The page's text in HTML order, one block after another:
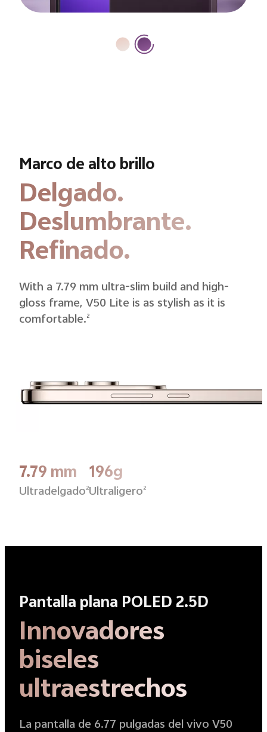
Marco de alto brillo
Delgado.
Deslumbrante.
Refinado.
With a 7.79 mm ultra-slim build and high-
gloss frame, V50 Lite is as stylish as it is
comfortable. 2
7.79 mm
Ultradelgado 2
196g
Ultraligero 2
Pantalla plana POLED 2.5D
Innovadores
biseles
ultraestrechos
La pantalla de 6.77 pulgadas del vivo V50